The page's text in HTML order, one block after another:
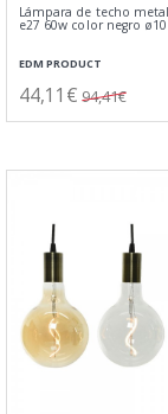
Lámpara de techo
e27 60w color negro
EDM PRODUCT
44,11€ 94,41€